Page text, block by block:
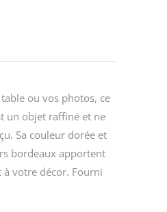
ou vos photos, ce
un objet raffiné et ne
Sa couleur dorée et
bordeaux apportent
votre décor. Fourni